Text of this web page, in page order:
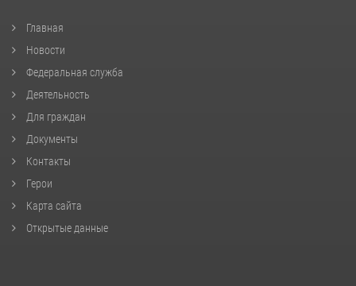
Главная
Новости
Федеральная служба
Деятельность
Для граждан
Документы
Контакты
Герои
Карта сайта
Открытые данные